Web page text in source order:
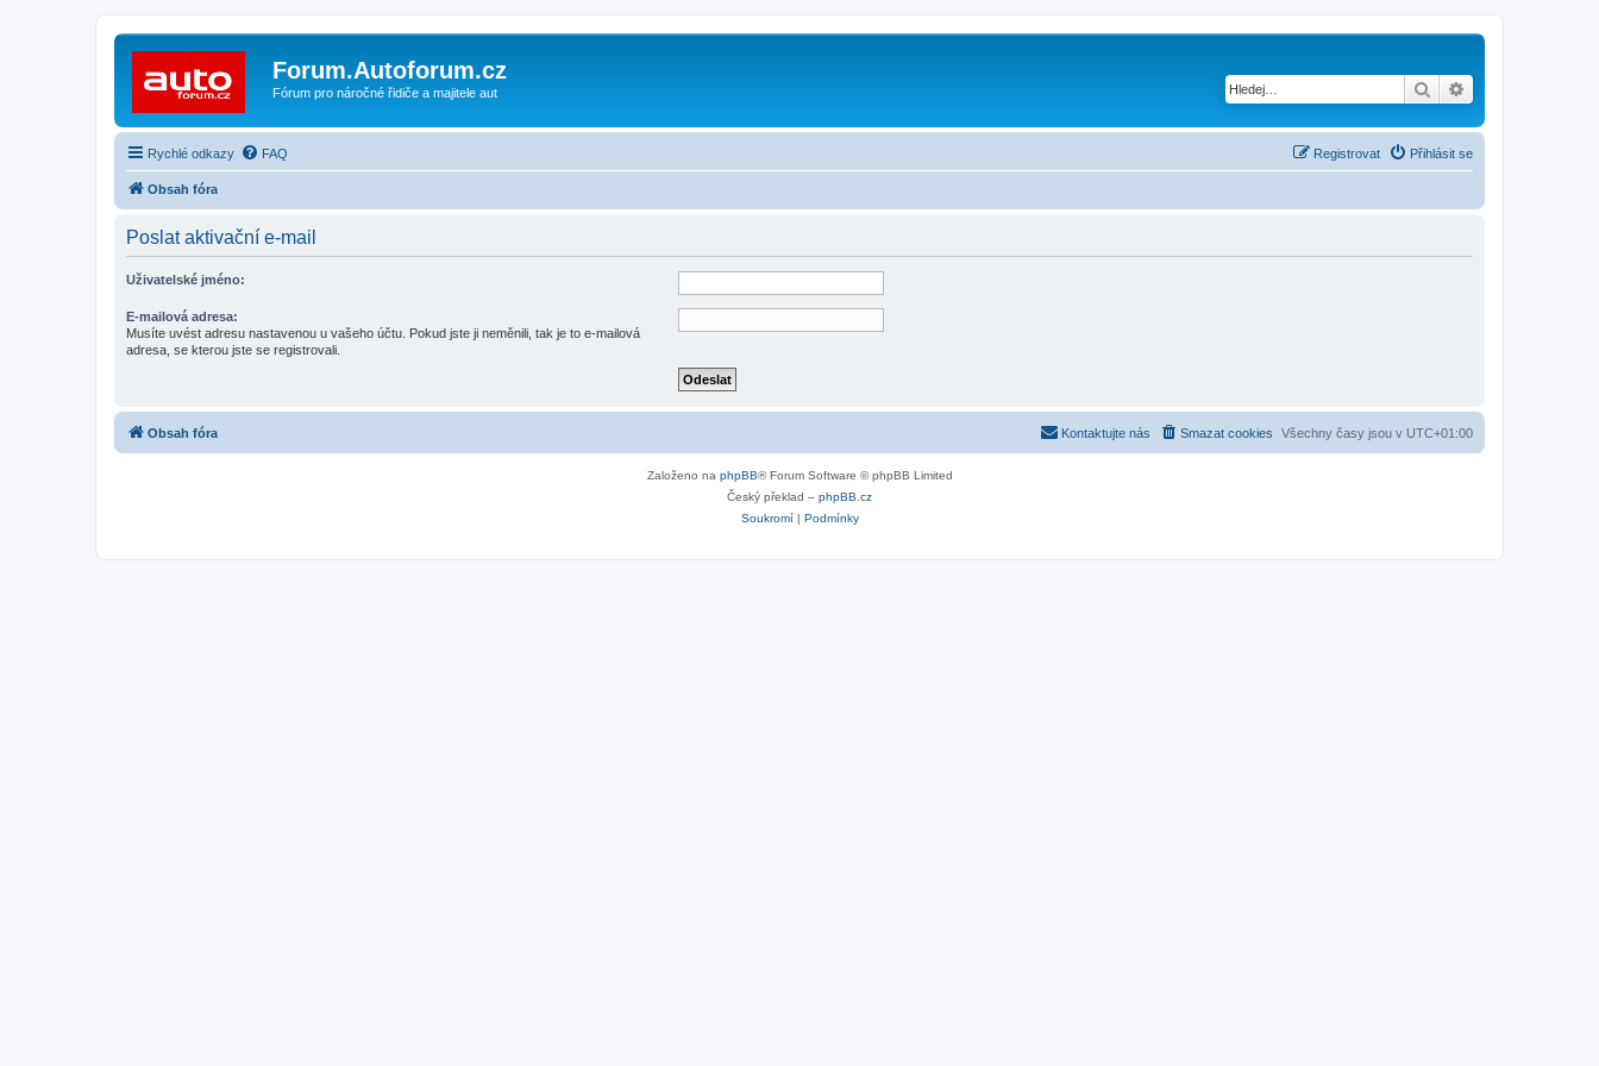
Forum.Autoforum.cz
Fórum pro náročné řidiče a majitele aut Hledat
Rychlé odkazy FAQ Přihlásit se
Registrovat
Obsah fóra
Poslat aktivační e-mail
Uživatelské jméno:
E-mailová adresa:
Musíte uvést adresu nastavenou u vašeho účtu. Pokud jste ji neměnili, tak je to e-mailová
adresa, se kterou jste se registrovali.
Obsah fóra Všechny časy jsou v UTC+01:00
Smazat cookies
Kontaktujte nás
Založeno na phpBB® Forum Software © phpBB Limited
Český překlad – phpBB.cz
Soukromí| Podmínky